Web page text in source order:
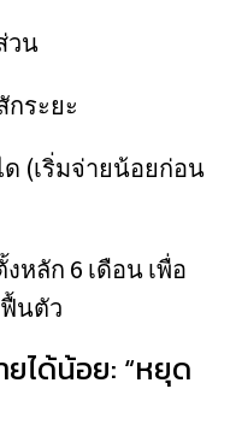
วน
กระยะ
(เริ่มจ่ายน้อยก่อน
หลัก 6 เดือน เพื่อ
นตัว
ได้น้อย: “หยุด